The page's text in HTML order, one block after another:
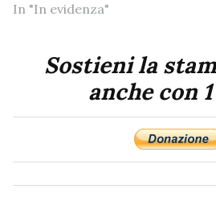
In "In evidenza"
Sostieni la
anche con